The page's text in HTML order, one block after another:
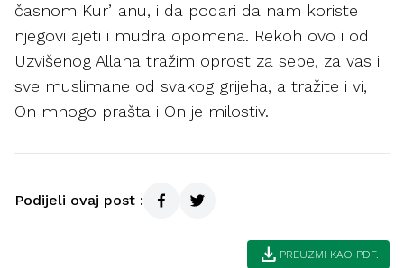
časnom Kurʼanu, i da podari da nam koriste
njegovi ajeti i mudra opomena. Rekoh ovo i od
Uzvišenog Allaha tražim oprost za sebe, za vas i
sve muslimane od svakog grijeha, a tražite i vi,
On mnogo prašta i On je milostiv.
Podijeli ovaj post :
download PREUZMI KAO PDF.